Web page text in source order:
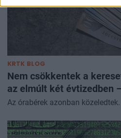
KRTK BLOG
Nem csökkentek a
az elmúlt két évtizedben
Az órabérek azonban közeledtek.